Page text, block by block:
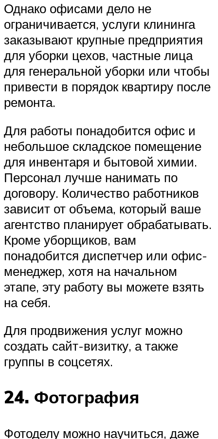
Однако офисами дело не
ограничивается, услуги клининга
заказывают крупные предприятия
для уборки цехов, частные лица
для генеральной уборки или чтобы
привести в порядок квартиру после
ремонта.
Для работы понадобится офис и
небольшое складское помещение
для инвентаря и бытовой химии.
Персонал лучше нанимать по
договору. Количество работников
зависит от объема, который ваше
агентство планирует обрабатывать.
Кроме уборщиков, вам
понадобится диспетчер или офис-
менеджер, хотя на начальном
этапе, эту работу вы можете взять
на себя.
Для продвижения услуг можно
создать сайт-визитку, а также
группы в соцсетях.
24. Фотография
Фотоделу можно научиться, даже